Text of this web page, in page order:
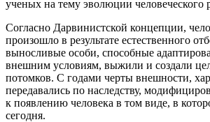
ученых на тему эволюции человеческого
Согласно Дарвинистской концепции,
произошло в результате естественного
выносливые особи, способные
внешним условиям, выжили и создали
потомков. С годами черты внешности,
передавались по наследству,
к появлению человека в том виде, в
сегодня.